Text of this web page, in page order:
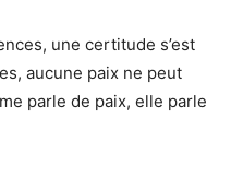
une certitude s’est
aucune paix ne peut
parle de paix, elle parle